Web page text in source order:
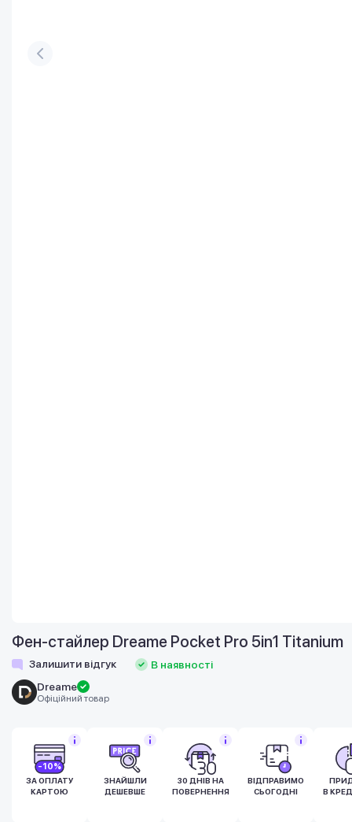
Фен-стайлер Dreame Pocket Pro 5in1 Titanium
Залишити відгук В наявності
Dreame
Офіційний товар
-10%
ЗА ОПЛАТУ
КАРТОЮ
ЗНАЙШЛИ
ДЕШЕВШЕ
30 ДНІВ НА
ПОВЕРНЕННЯ
ВІДПРАВИМО
СЬОГОДНІ
В